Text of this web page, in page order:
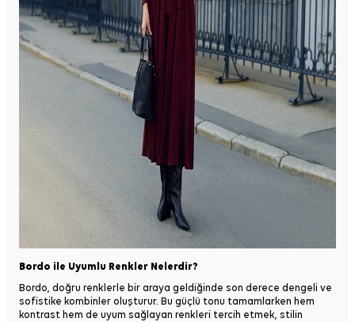
Bordo ile Uyumlu Renkler Nelerdir?
Bordo, doğru renklerle bir araya geldiğinde son derece dengeli ve
sofistike kombinler oluşturur. Bu güçlü tonu tamamlarken hem
kontrast hem de uyum sağlayan renkleri tercih etmek, stilin